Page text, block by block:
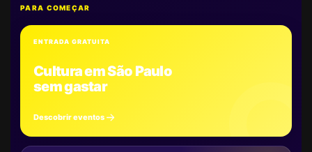
PARA COMEÇAR
ENTRADA GRATUITA
Cultura em São Paulo
sem gastar
Descobrir eventos